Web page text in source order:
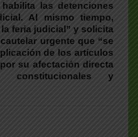
las detenciones
Al mismo tiempo,
feria judicial” y solicita
urgente que “se
de los artículos
su afectación directa
constitucionales y